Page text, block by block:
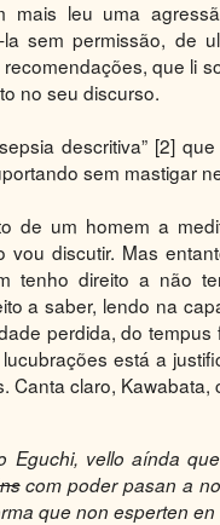
mais leu uma
sem permissão, de
que li
no seu discurso.
descritiva” [2]
sem mastigar
de um homem a
vou discutir. Mas
tenho direito a não
a saber, lendo na
perdida, do
está a
Canta claro,
Eguchi, vello aínda
com poder pasan a
que non esperten